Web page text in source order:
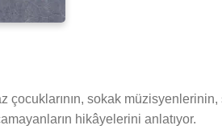
çocuklarının, sokak
hikâyelerini anlatıyor.